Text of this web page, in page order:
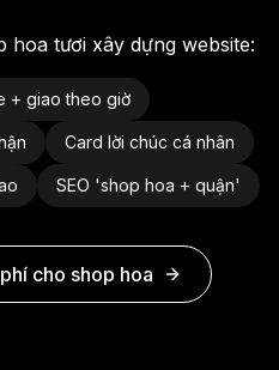
hoa tươi xây dựng website:
+ giao theo giờ
Card lời chúc cá nhân
SEO 'shop hoa + quận'
cho shop hoa